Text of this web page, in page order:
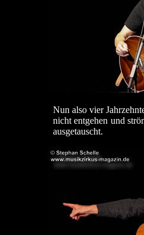
Nun also vier
nicht entgehen und
ausgetauscht.